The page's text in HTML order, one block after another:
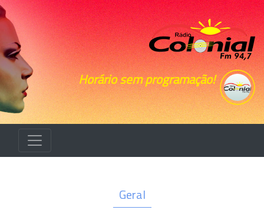
Horário sem programação!
Geral